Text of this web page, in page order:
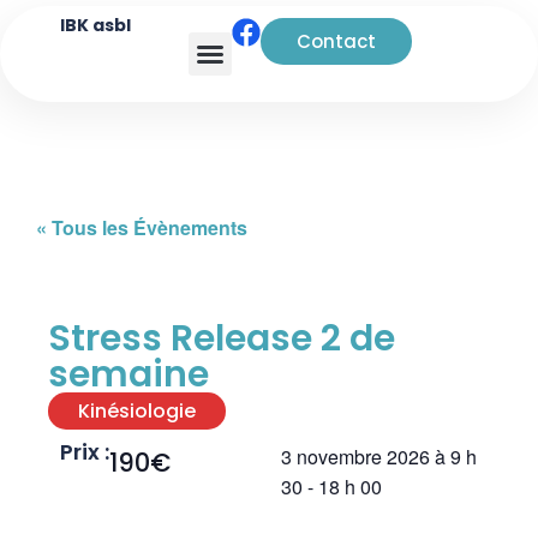
IBK asbl
Contact
« Tous les Évènements
Stress Release 2 de
semaine
Kinésiologie
Prix :190€ 3 novembre 2026à9 h
30 - 18 h 00